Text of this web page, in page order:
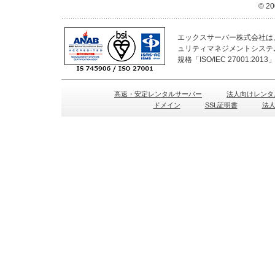
©
エックスサーバー株式会社
ュリティマネジメントシス
規格「ISO/IEC 27001:2013
高速・安定レンタルサーバー
法人向けレン
ドメイン
SSL証明書 法